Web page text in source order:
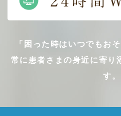
「困った時はいつでもお
常に患者さまの身近に寄り
す。